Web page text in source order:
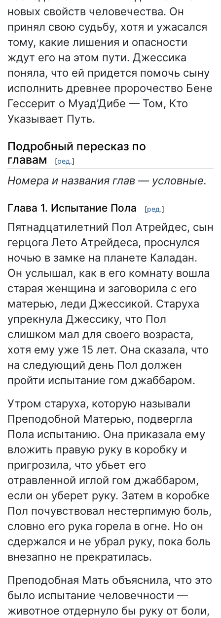
новых свойств человечества. Он
принял свою судьбу, хотя и ужасался
тому, какие лишения и опасности
ждут его на этом пути. Джессика
поняла, что ей придется помочь сыну
исполнить древнее пророчество Бене
Гессерит о Муад’Дибе — Том, Кто
Указывает Путь.
Подробный пересказ по
главам
[ред.]
Номера и названия глав — условные.
Глава 1. Испытание Пола [ред.]
Пятнадцатилетний Пол Атрейдес, сын
герцога Лето Атрейдеса, проснулся
ночью в замке на планете Каладан.
Он услышал, как в его комнату вошла
старая женщина и заговорила с его
матерью, леди Джессикой. Старуха
упрекнула Джессику, что Пол
слишком мал для своего возраста,
хотя ему уже 15 лет. Она сказала, что
на следующий день Пол должен
пройти испытание гом джаббаром.
Утром старуха, которую называли
Преподобной Матерью, подвергла
Пола испытанию. Она приказала ему
вложить правую руку в коробку и
пригрозила, что убьет его
отравленной иглой гом джаббаром,
если он уберет руку. Затем в коробке
Пол почувствовал нестерпимую боль,
словно его рука горела в огне. Но он
сдержался и не убрал руку, пока боль
внезапно не прекратилась.
Преподобная Мать объяснила, что это
было испытание человечности —
животное отдернуло бы руку от боли,